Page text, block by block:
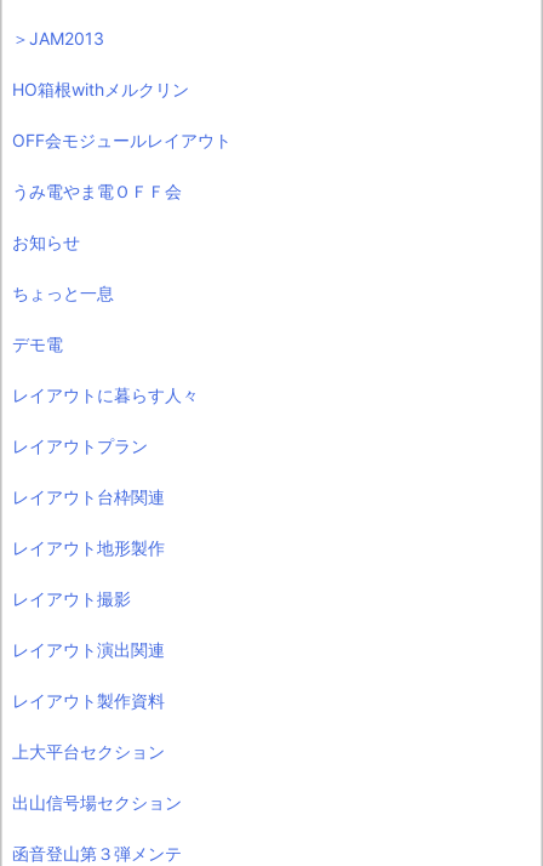
＞JAM2013
HO箱根withメルクリン
OFF会モジュールレイアウト
うみ電やま電ＯＦＦ会
お知らせ
ちょっと一息
デモ電
レイアウトに暮らす人々
レイアウトプラン
レイアウト台枠関連
レイアウト地形製作
レイアウト撮影
レイアウト演出関連
レイアウト製作資料
上大平台セクション
出山信号場セクション
函音登山第３弾メンテ